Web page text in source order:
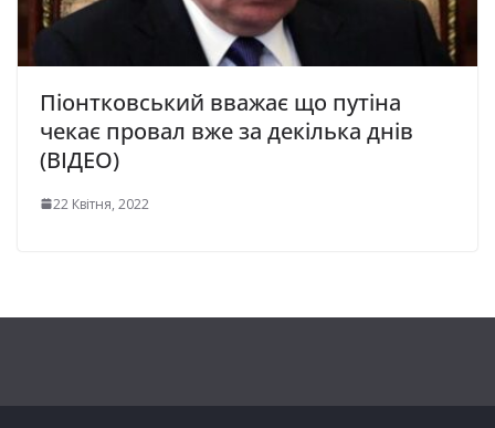
Піонтковський вважає що путіна
чекає провал вже за декілька днів
(ВІДЕО)
22 Квітня, 2022